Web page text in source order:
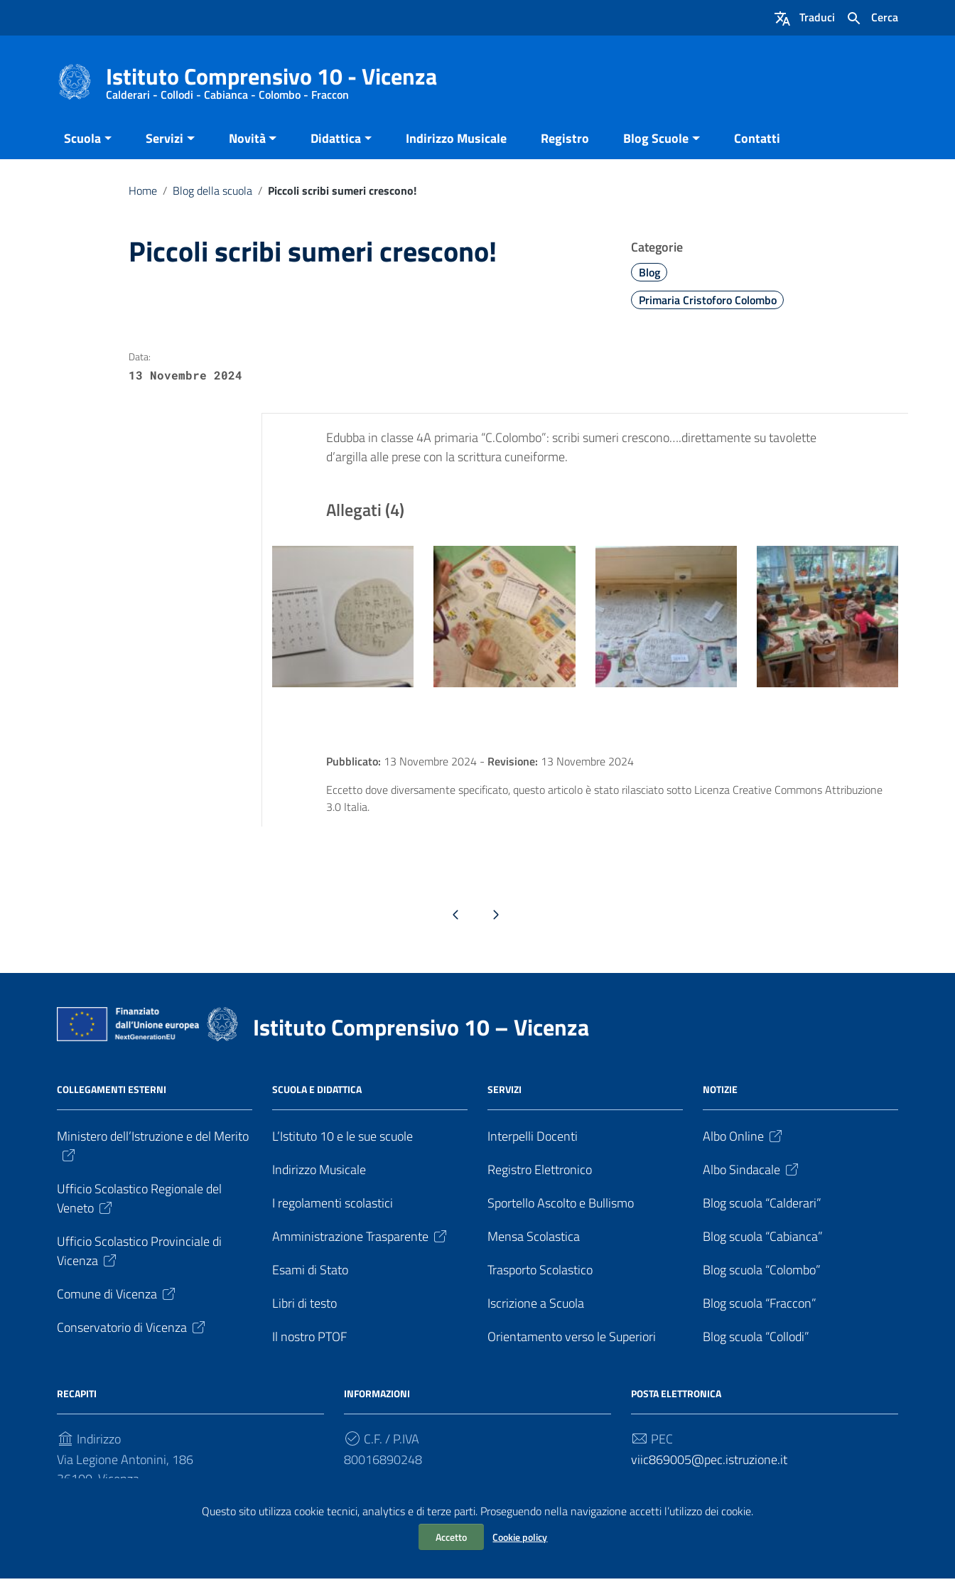
Questo sito utilizza cookie tecnici, analytics e di terze parti. Proseguendo nella navigazione accetti l’utilizzo dei cookie.
Accetto Cookie policy
Cerca
Traduci
Istituto Comprensivo 10 - Vicenza
Calderari - Collodi - Cabianca - Colombo - Fraccon
Scuola Servizi Novità Didattica Indirizzo Musicale Registro Blog Scuole Contatti
Home / Blog della scuola / Piccoli scribi sumeri crescono!
Piccoli scribi sumeri crescono! Categorie
Blog
Primaria Cristoforo Colombo
Data:
13 Novembre 2024
Edubba in classe 4A primaria “C.Colombo”: scribi sumeri crescono….direttamente su tavolette
d’argilla alle prese con la scrittura cuneiforme.
Allegati (4)
Pubblicato: 13 Novembre 2024 - Revisione: 13 Novembre 2024
Eccetto dove diversamente specificato, questo articolo è stato rilasciato sotto Licenza Creative Commons Attribuzione
3.0 Italia.
Pagina precedentePagina successiva
Istituto Comprensivo 10 – Vicenza
COLLEGAMENTI ESTERNI
Ministero dell’Istruzione e del Merito
Ufficio Scolastico Regionale del
Veneto
Ufficio Scolastico Provinciale di
Vicenza
Comune di Vicenza
Conservatorio di Vicenza
SCUOLA E DIDATTICA
L’Istituto 10 e le sue scuole
Indirizzo Musicale
I regolamenti scolastici
Amministrazione Trasparente
Esami di Stato
Libri di testo
Il nostro PTOF
SERVIZI
Interpelli Docenti
Registro Elettronico
Sportello Ascolto e Bullismo
Mensa Scolastica
Trasporto Scolastico
Iscrizione a Scuola
Orientamento verso le Superiori
NOTIZIE
Albo Online
Albo Sindacale
Blog scuola “Calderari”
Blog scuola “Cabianca”
Blog scuola “Colombo”
Blog scuola “Fraccon”
Blog scuola “Collodi”
RECAPITI
Indirizzo
Via Legione Antonini, 186
36100, Vicenza
INFORMAZIONI
C.F. / P.IVA
80016890248
UF7PF7
POSTA ELETTRONICA
PEC
viic869005@pec.istruzione.it
viic869005@istruzione.it